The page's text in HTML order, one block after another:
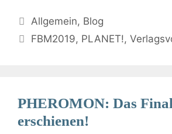
Allgemein, Blog
FBM2019, PLANET!,
PHEROMON: Das
erschienen!